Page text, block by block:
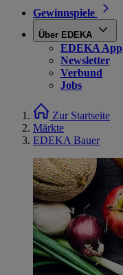
Gewinnspiele
Über EDEKA
EDEKA App
Newsletter
Verbund
Jobs
Zur Startseite
Märkte
EDEKA Bauer